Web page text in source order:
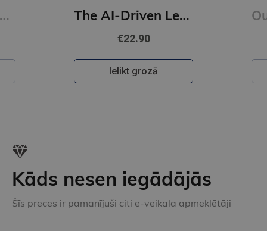
Confucius : A New Tradition The AI-Driven Leader : Harnessing AI to Make Faster, Smarter Decisions
€22.90
Ielikt grozā
Kāds nesen iegādājās
Šīs preces ir pamanījuši citi e-veikala apmeklētāji